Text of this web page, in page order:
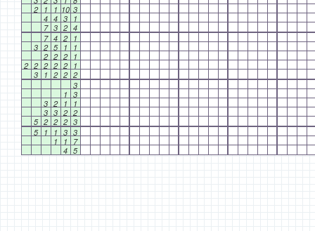
2
1 1 10 3
4 4 3
1
7 3 2 4
7 4 2
1
3 2 5 1
1
2 2 2
1
2 2 2 2 2
1
3
1 2 2 2
3
1 3
3 2 1
1
3 3 2 2
5 2 2 2 3
5
1 1 3 3
1
1
7
4 5